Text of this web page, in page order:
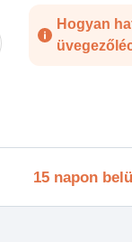
Hogyan
15 napon